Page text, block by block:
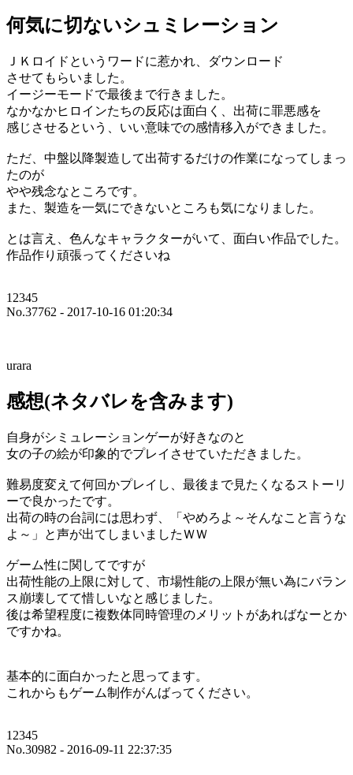
何気に切ないシュミレーション
ＪＫロイドというワードに惹かれ、ダウンロード
させてもらいました。
イージーモードで最後まで行きました。
なかなかヒロインたちの反応は面白く、出荷に罪悪感を
感じさせるという、いい意味での感情移入ができました。
ただ、中盤以降製造して出荷するだけの作業になってしまっ
たのが
やや残念なところです。
また、製造を一気にできないところも気になりました。
とは言え、色んなキャラクターがいて、面白い作品でした。
作品作り頑張ってくださいね
12345
No.37762 - 2017-10-16 01:20:34
urara
感想(ネタバレを含みます)
自身がシミュレーションゲーが好きなのと
女の子の絵が印象的でプレイさせていただきました。
難易度変えて何回かプレイし、最後まで見たくなるストーリ
ーで良かったです。
出荷の時の台詞には思わず、「やめろよ～そんなこと言うな
よ～」と声が出てしまいましたＷＷ
ゲーム性に関してですが
出荷性能の上限に対して、市場性能の上限が無い為にバラン
ス崩壊してて惜しいなと感じました。
後は希望程度に複数体同時管理のメリットがあればなーとか
ですかね。
基本的に面白かったと思ってます。
これからもゲーム制作がんばってください。
12345
No.30982 - 2016-09-11 22:37:35